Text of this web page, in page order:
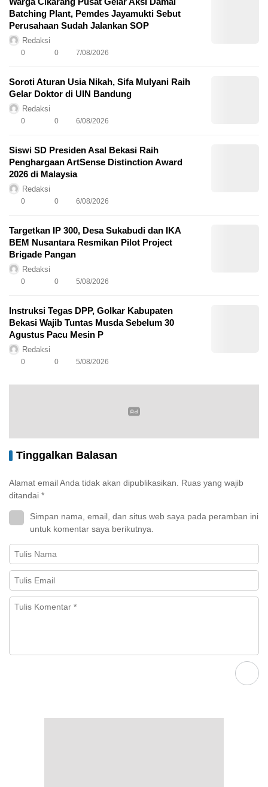
Batching Plant, Pemdes Jayamukti Sebut
Perusahaan Sudah Jalankan SOP
Redaksi
0 0 7/08/2026
Soroti Aturan Usia Nikah, Sifa Mulyani Raih
Gelar Doktor di UIN Bandung
Redaksi
0 0 6/08/2026
Siswi SD Presiden Asal Bekasi Raih
Penghargaan ArtSense Distinction Award
2026 di Malaysia
Redaksi
0 0 6/08/2026
Targetkan IP 300, Desa Sukabudi dan IKA
BEM Nusantara Resmikan Pilot Project
Brigade Pangan
Redaksi
0 0 5/08/2026
Instruksi Tegas DPP, Golkar Kabupaten
Bekasi Wajib Tuntas Musda Sebelum 30
Agustus Pacu Mesin P
Redaksi
0 0 5/08/2026
Tinggalkan Balasan
Alamat email Anda tidak akan dipublikasikan. Ruas yang wajib
ditandai *
Simpan nama, email, dan situs web saya pada peramban ini
untuk komentar saya berikutnya.